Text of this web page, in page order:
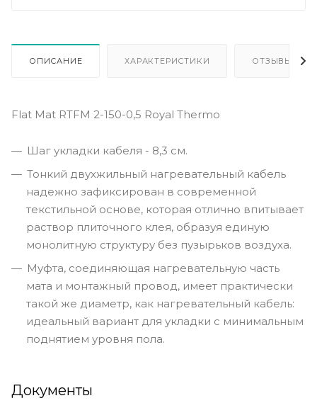
ОПИСАНИЕ ХАРАКТЕРИСТИКИ ОТЗЫВЫ
Flat Mat RTFM 2-150-0,5 Royal Thermo
Шаг укладки кабеля - 8,3 см.
Тонкий двухжильный нагревательный кабель
надежно зафиксирован в современной
текстильной основе, которая отлично впитывает
раствор плиточного клея, образуя единую
монолитную структуру без пузырьков воздуха.
Муфта, соединяющая нагревательную часть
мата и монтажный провод, имеет практически
такой же диаметр, как нагревательный кабель:
идеальный вариант для укладки с минимальным
поднятием уровня пола.
Документы